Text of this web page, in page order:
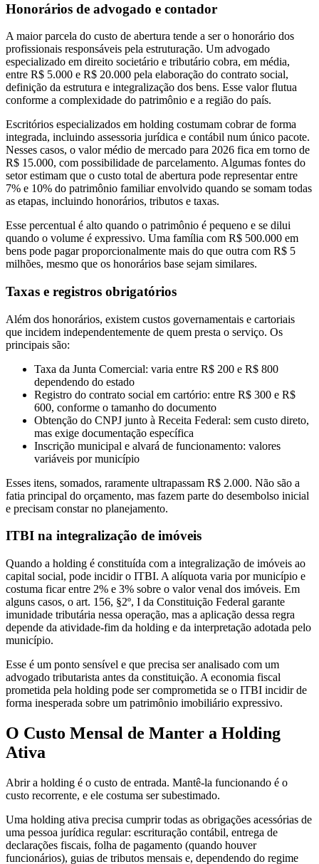
Honorários de advogado e contador
A maior parcela do custo de abertura tende a ser o honorário dos
profissionais responsáveis pela estruturação. Um advogado
especializado em direito societário e tributário cobra, em média,
entre R$ 5.000 e R$ 20.000 pela elaboração do contrato social,
definição da estrutura e integralização dos bens. Esse valor flutua
conforme a complexidade do patrimônio e a região do país.
Escritórios especializados em holding costumam cobrar de forma
integrada, incluindo assessoria jurídica e contábil num único pacote.
Nesses casos, o valor médio de mercado para 2026 fica em torno de
R$ 15.000, com possibilidade de parcelamento. Algumas fontes do
setor estimam que o custo total de abertura pode representar entre
7% e 10% do patrimônio familiar envolvido quando se somam todas
as etapas, incluindo honorários, tributos e taxas.
Esse percentual é alto quando o patrimônio é pequeno e se dilui
quando o volume é expressivo. Uma família com R$ 500.000 em
bens pode pagar proporcionalmente mais do que outra com R$ 5
milhões, mesmo que os honorários base sejam similares.
Taxas e registros obrigatórios
Além dos honorários, existem custos governamentais e cartoriais
que incidem independentemente de quem presta o serviço. Os
principais são:
Taxa da Junta Comercial: varia entre R$ 200 e R$ 800
dependendo do estado
Registro do contrato social em cartório: entre R$ 300 e R$
600, conforme o tamanho do documento
Obtenção do CNPJ junto à Receita Federal: sem custo direto,
mas exige documentação específica
Inscrição municipal e alvará de funcionamento: valores
variáveis por município
Esses itens, somados, raramente ultrapassam R$ 2.000. Não são a
fatia principal do orçamento, mas fazem parte do desembolso inicial
e precisam constar no planejamento.
ITBI na integralização de imóveis
Quando a holding é constituída com a integralização de imóveis ao
capital social, pode incidir o ITBI. A alíquota varia por município e
costuma ficar entre 2% e 3% sobre o valor venal dos imóveis. Em
alguns casos, o art. 156, §2º, I da Constituição Federal garante
imunidade tributária nessa operação, mas a aplicação dessa regra
depende da atividade-fim da holding e da interpretação adotada pelo
município.
Esse é um ponto sensível e que precisa ser analisado com um
advogado tributarista antes da constituição. A economia fiscal
prometida pela holding pode ser comprometida se o ITBI incidir de
forma inesperada sobre um patrimônio imobiliário expressivo.
O Custo Mensal de Manter a Holding
Ativa
Abrir a holding é o custo de entrada. Mantê-la funcionando é o
custo recorrente, e ele costuma ser subestimado.
Uma holding ativa precisa cumprir todas as obrigações acessórias de
uma pessoa jurídica regular: escrituração contábil, entrega de
declarações fiscais, folha de pagamento (quando houver
funcionários), guias de tributos mensais e, dependendo do regime